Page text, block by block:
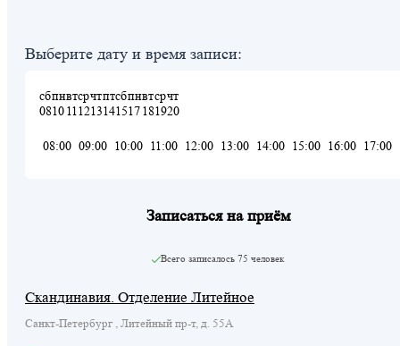
Выберите дату и время записи:
сб
08
пн
10
вт
11
ср
12
чт
13
пт
14
сб
15
пн
17
вт
18
ср
19
чт
20
08:00 09:00 10:00 11:00 12:00 13:00 14:00 15:00 16:00 17:00
Записаться на приём
Всего записалось 75 человек
Скандинавия. Отделение Литейное
Санкт-Петербург , Литейный пр-т, д. 55А